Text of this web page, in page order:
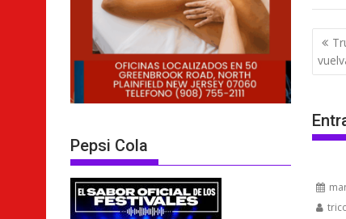
de
Pepsi Cola